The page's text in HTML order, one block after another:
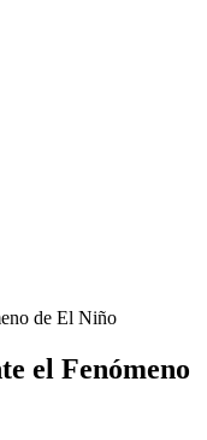
de El Niño
el Fenómeno